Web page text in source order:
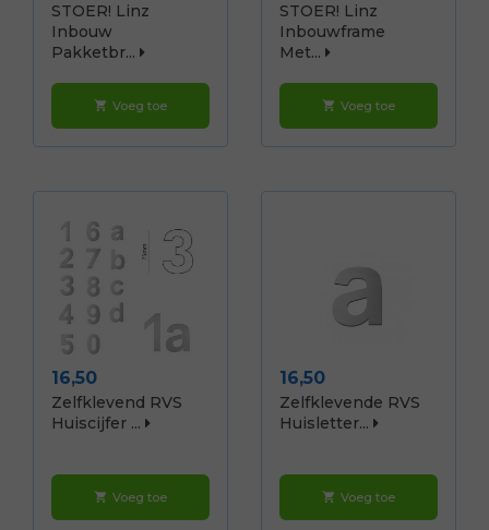
STOER! Linz
Inbouw
Pakketbr...
shopping_cart Voeg toe
STOER! Linz
Inbouwframe
Met...
shopping_cart Voeg toe
Prijs
16,50
Zelfklevend RVS
Huiscijfer ...
shopping_cart Voeg toe
Prijs
16,50
Zelfklevende RVS
Huisletter...
shopping_cart Voeg toe